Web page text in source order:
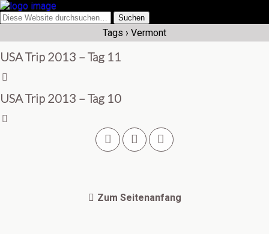
Tags › Vermont
USA Trip 2013 – Tag 11
USA Trip 2013 – Tag 10
Zum Seitenanfang